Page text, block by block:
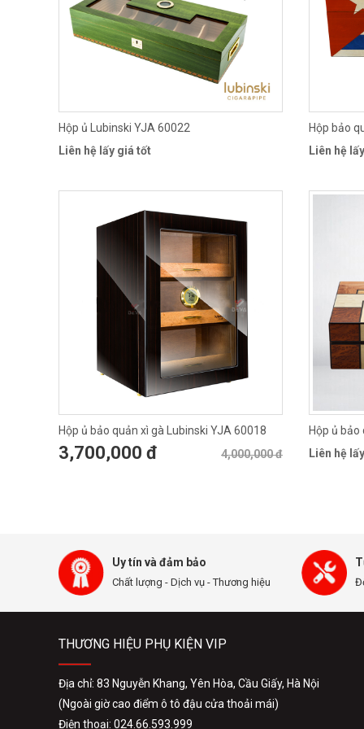
Hộp ủ Lubinski YJA 60022
Liên hệ lấy giá tốt
Hộp bảo
Liên hệ
Hộp ủ bảo quản xì gà Lubinski YJA 60018
4,000,000 đ
3,700,000 đ
Hộp ủ
Liên hệ
Uy tín và đảm bảo
Chất lượng - Dịch vụ - Thương hiệu
THƯƠNG HIỆU PHỤ KIỆN VIP
Địa chỉ: 83 Nguyễn Khang, Yên Hòa, Cầu Giấy, Hà Nội
(Ngoài giờ cao điểm ô tô đậu cửa thoải mái)
Điện thoại: 024.66.593.999